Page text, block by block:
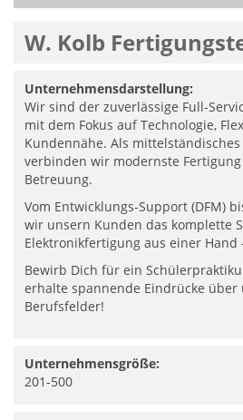
W. Kolb
Unternehmensdarstellung:
Wir sind der zuverlässige Full-
mit dem Fokus auf Technologie,
Kundennähe. Als
verbinden wir modernste
Betreuung.
Vom Entwicklungs-Support (DFM)
wir unsern Kunden das komplette
Elektronikfertigung aus einer Hand
Bewirb Dich für ein
erhalte spannende Eindrücke
Berufsfelder!
Unternehmensgröße:
201-500